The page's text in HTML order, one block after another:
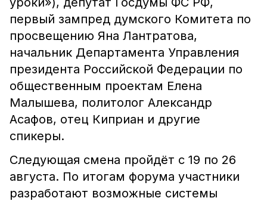
первый зампред думского Комитета по
просвещению Яна Лантратова,
начальник Департамента Управления
президента Российской Федерации по
общественным проектам Елена
Малышева, политолог Александр
Асафов, отец Киприан и другие
спикеры.
Следующая смена пройдёт с 19 по 26
августа. По итогам форума участники
разработают возможные системы